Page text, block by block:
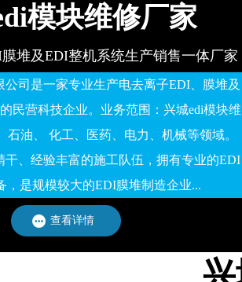
模块维修厂家
堆及EDI整机系统生产销售一体厂家
公司是一家专业生产电去离子EDI、膜堆及
民营科技企业。业务范围：兴城edi模块维
石油、 化工、医药、电力、机械等领域。
干、经验丰富的施工队伍，拥有专业的EDI
，是规模较大的EDI膜堆制造企业...
查看详情